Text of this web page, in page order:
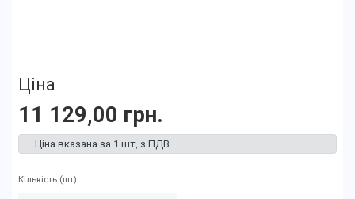
Ціна
11 129,00 грн.
Ціна вказана за 1 шт, з ПДВ
Кількість (шт)